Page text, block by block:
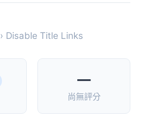
› Disable Title Links
—
尚無評分